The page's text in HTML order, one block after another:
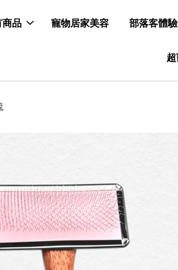
商品 寵物居家美容 部落客體